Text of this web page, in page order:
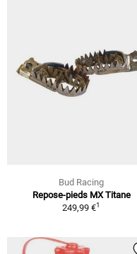
Bud Racing
Repose-pieds MX Titane
249,99 €1